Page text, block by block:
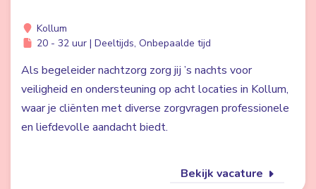
Kollum
20 - 32 uur | Deeltijds, Onbepaalde tijd
Als begeleider nachtzorg zorg jij ’s nachts voor
veiligheid en ondersteuning op acht locaties in Kollum,
waar je cliënten met diverse zorgvragen professionele
en liefdevolle aandacht biedt.
Bekijk vacature